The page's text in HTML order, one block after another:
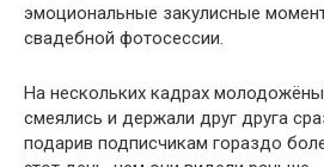
эмоциональные закулисные
свадебной фотосессии.
На нескольких кадрах
смеялись и держали друг друга
подарив подписчикам гораздо